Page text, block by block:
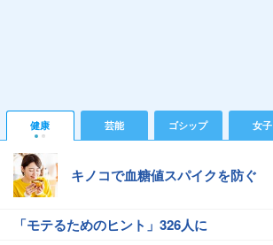
健康 芸能 ゴシップ 女子
キノコで血糖値スパイクを防ぐ
「モテるためのヒント」326人に